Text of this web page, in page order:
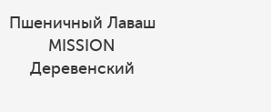
Пшеничный Лаваш
MISSION
Деревенский